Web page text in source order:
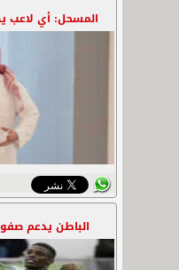
المسحل: أي لاعب
الباطن يدعم